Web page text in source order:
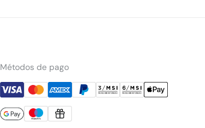
Métodos de pago